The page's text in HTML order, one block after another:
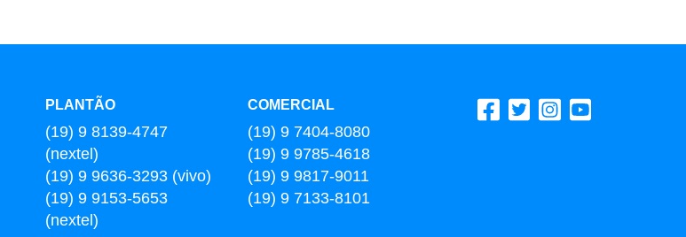
PLANTÃO
(19) 9 8139-4747
(nextel)
(19) 9 9636-3293 (vivo)
(19) 9 9153-5653
(nextel)
COMERCIAL
(19) 9 7404-8080
(19) 9 9785-4618
(19) 9 9817-9011
(19) 9 7133-8101